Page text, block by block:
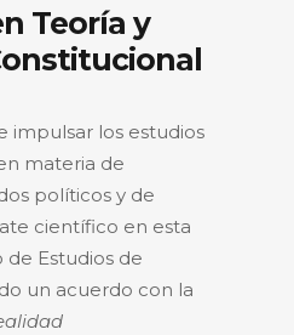
Teoría y
impulsar los estudios
materia de
políticos y de
científico en esta
Estudios de
un acuerdo con la